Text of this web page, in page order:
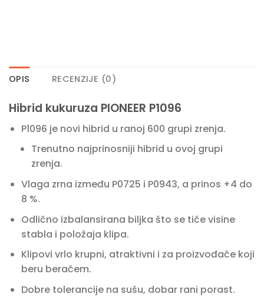
OPIS RECENZIJE (0)
Hibrid kukuruza PIONEER P1096
P1096 je novi hibrid u ranoj 600 grupi zrenja.
Trenutno najprinosniji hibrid u ovoj grupi
zrenja.
Vlaga zrna između P0725 i P0943, a prinos +4 do
8 %.
Odlično izbalansirana biljka što se tiče visine
stabla i položaja klipa.
Klipovi vrlo krupni, atraktivni i za proizvođače koji
beru beračem.
Dobre tolerancije na sušu, dobar rani porast.